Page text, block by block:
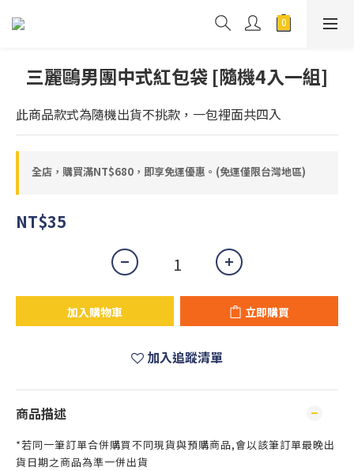
三麗鷗男團中式紅包袋 [隨機4入一組]
此商品款式為隨機出貨不挑款，一包裡面共四入
全店，購買滿NT$680，即享免運優惠。(免運僅限台灣地區)
NT$35
加入購物車 立即購買
加入追蹤清單
商品描述
*若同一筆訂單合併購買不同現貨與預購商品,會以該筆訂單最晚出
貨日期之商品為準一併出貨